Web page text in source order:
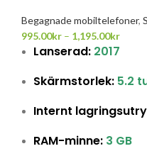
Begagnade mobiltelefoner,
995.00kr – 1,195.00kr
Lanserad: 2017
Skärmstorlek: 5.2
Internt
RAM-minne: 3 GB